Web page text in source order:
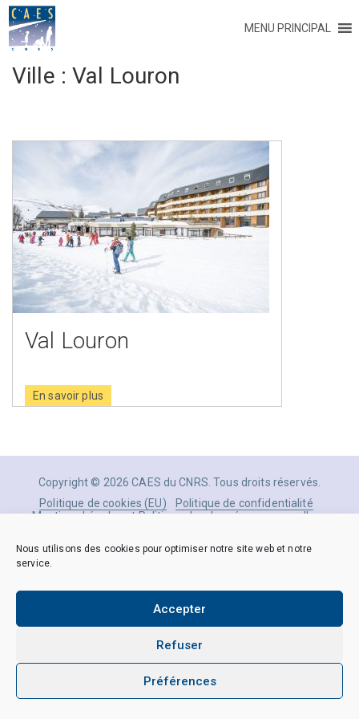
Nous utilisons des cookies pour optimiser notre site web et notre
service.
Accepter
Refuser
Préférences
MENU PRINCIPAL
Ville :Val Louron
Val Louron
En savoir plus
Copyright © 2026 CAES du CNRS. Tous droits réservés.
Politique de cookies (EU)
Politique de confidentialité
Mentions Légales et Politique des données personnelles